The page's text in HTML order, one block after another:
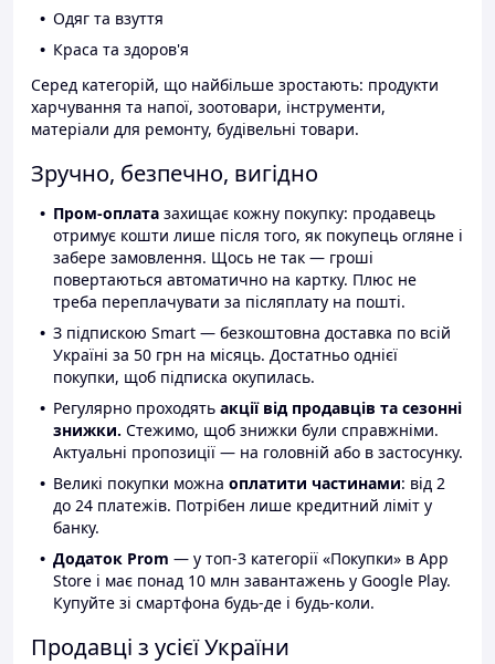
Одяг та взуття
Краса та здоров'я
Серед категорій, що найбільше зростають: продукти
харчування та напої, зоотовари, інструменти,
матеріали для ремонту, будівельні товари.
Зручно, безпечно, вигідно
Пром-оплата захищає кожну покупку: продавець
отримує кошти лише після того, як покупець огляне і
забере замовлення. Щось не так — гроші
повертаються автоматично на картку. Плюс не
треба переплачувати за післяплату на пошті.
З підпискою Smart — безкоштовна доставка по всій
Україні за 50 грн на місяць. Достатньо однієї
покупки, щоб підписка окупилась.
Регулярно проходять акції від продавців та сезонні
знижки. Стежимо, щоб знижки були справжніми.
Актуальні пропозиції — на головній або в застосунку.
Великі покупки можна оплатити частинами: від 2
до 24 платежів. Потрібен лише кредитний ліміт у
банку.
Додаток Prom — у топ-3 категорії «Покупки» в App
Store і має понад 10 млн завантажень у Google Play.
Купуйте зі смартфона будь-де і будь-коли.
Продавці з усієї України